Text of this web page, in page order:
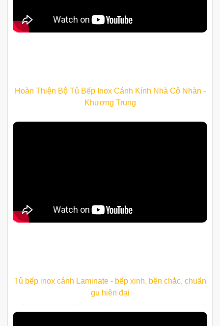
Hoàn Thiện Bộ Tủ Bếp Inox Cánh Kính Nhà Cô Nhàn -
Khương Trung
Tủ bếp inox cánh Laminate - bếp xinh, bền chắc, chuẩn
gu hiện đại